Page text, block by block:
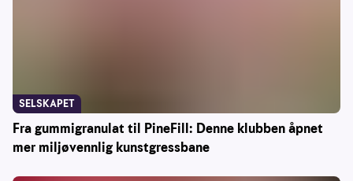
Fra gummigranulat til PineFill: Denne klubben åpnet
mer miljøvennlig kunstgressbane
SELSKAPET